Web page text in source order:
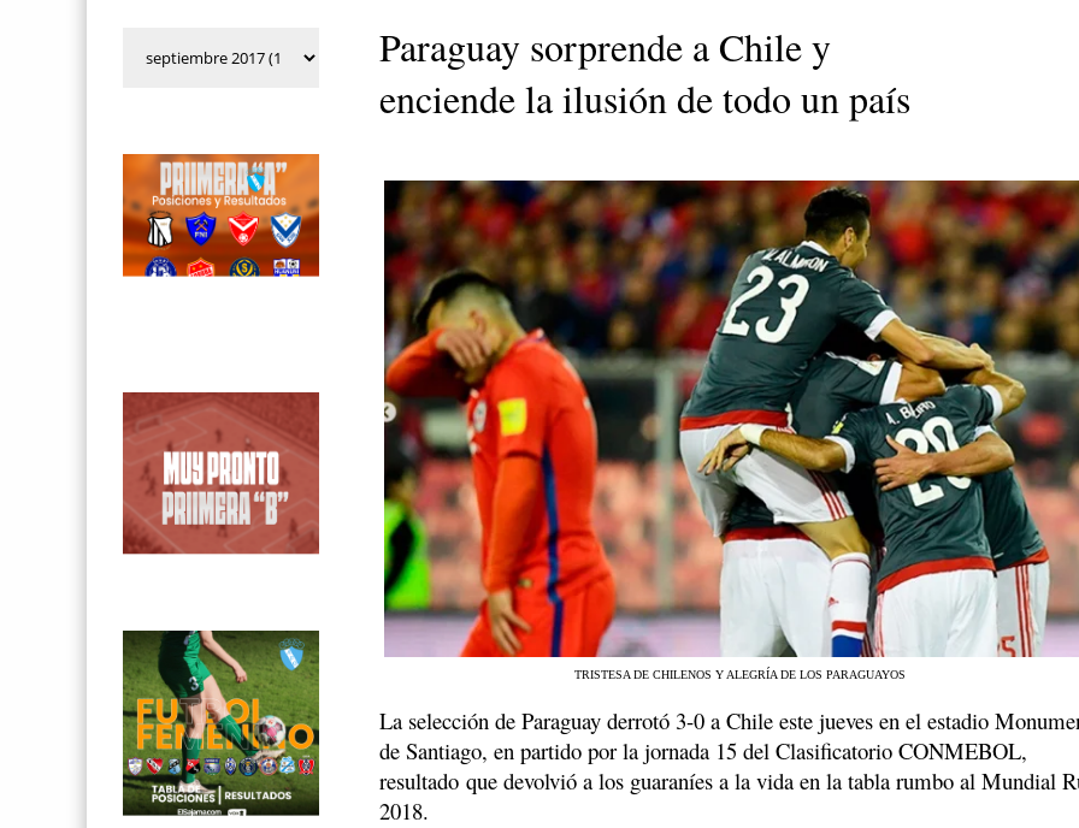
Paraguay sorprende a Chile y
enciende la ilusión de todo un país
TRISTESA DE CHILENOS Y ALEGRÍA DE LOS PARAGUAYOS
La selección de Paraguay derrotó 3-0 a Chile este jueves en el estadio
de Santiago, en partido por la jornada 15 del Clasificatorio CONMEBOL,
resultado que devolvió a los guaraníes a la vida en la tabla rumbo al Mundial
2018.